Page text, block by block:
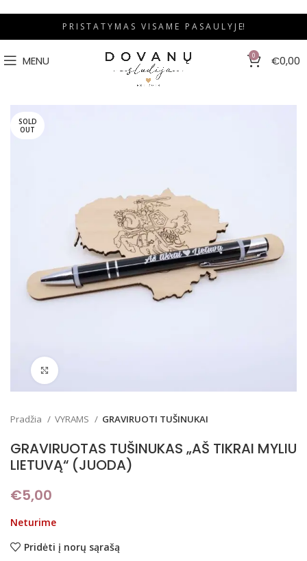
P R I S T A T Y M A S V I S A M E P A S A U L Y J E!
MENU 0 €0,00
SOLD
OUT
Pradžia VYRAMS GRAVIRUOTI TUŠINUKAI
GRAVIRUOTAS TUŠINUKAS „AŠ TIKRAI MYLIU
LIETUVĄ“ (JUODA)
€5,00
Neturime
Pridėti į norų sąrašą